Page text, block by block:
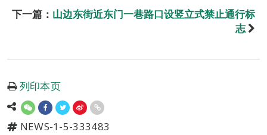
下一篇： 山边东街近东门一巷路口设竖立式禁止通行标
志
列印本页
NEWS-1-5-333483